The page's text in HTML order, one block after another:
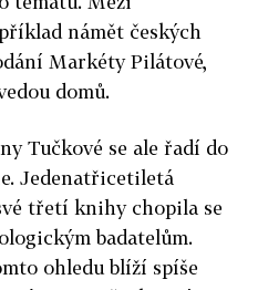
námět českých
Markéty Pilátové,
domů.
Tučkové se ale řadí do
Jedenatřicetiletá
třetí knihy chopila se
badatelům.
ohledu blíží spíše